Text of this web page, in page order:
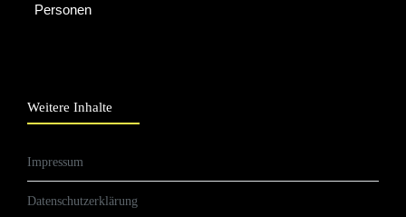
Personen
Weitere Inhalte
Impressum
Datenschutzerklärung